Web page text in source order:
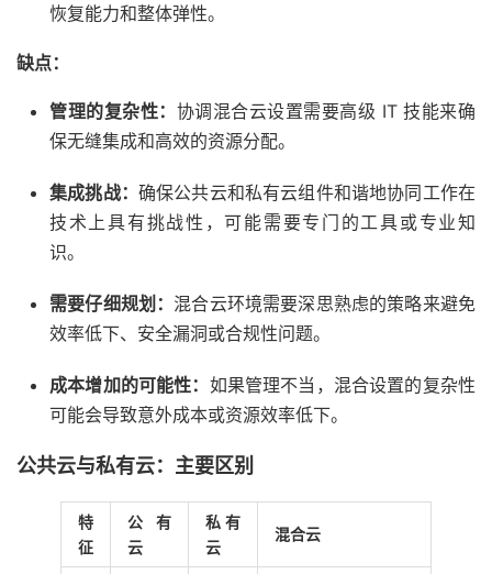
恢复能力和整体弹性。
缺点：
管理的复杂性： 协调混合云设置需要高级 IT 技能来确
保无缝集成和高效的资源分配。
集成挑战： 确保公共云和私有云组件和谐地协同工作在
技术上具有挑战性，可能需要专门的工具或专业知
识。
需要仔细规划： 混合云环境需要深思熟虑的策略来避免
效率低下、安全漏洞或合规性问题。
成本增加的可能性： 如果管理不当，混合设置的复杂性
可能会导致意外成本或资源效率低下。
公共云与私有云：主要区别
特
征
公有
云
私有
云
混合云